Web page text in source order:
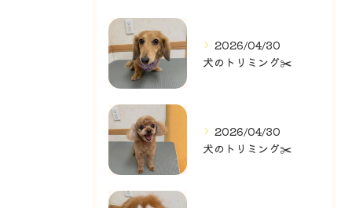
2026/04/30
犬のトリミング✂️
2026/04/30
犬のトリミング✂️